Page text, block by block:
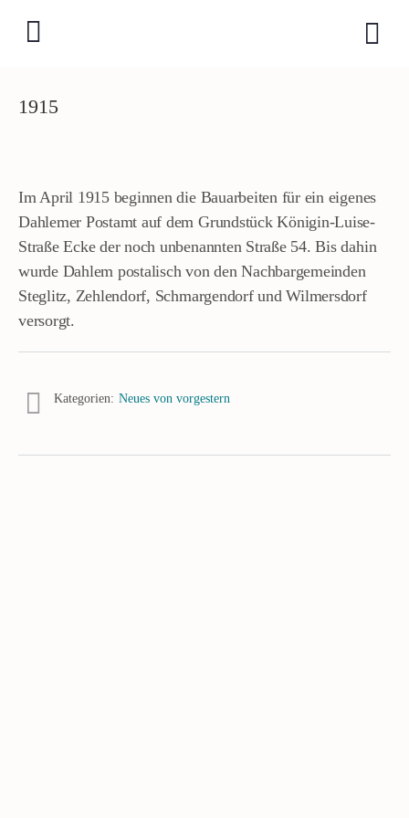
1915
Im April 1915 beginnen die Bauarbeiten für ein eigenes
Dahlemer Postamt auf dem Grundstück Königin-Luise-
Straße Ecke der noch unbenannten Straße 54. Bis dahin
wurde Dahlem postalisch von den Nachbargemeinden
Steglitz, Zehlendorf, Schmargendorf und Wilmersdorf
versorgt.
Kategorien: Neues von vorgestern